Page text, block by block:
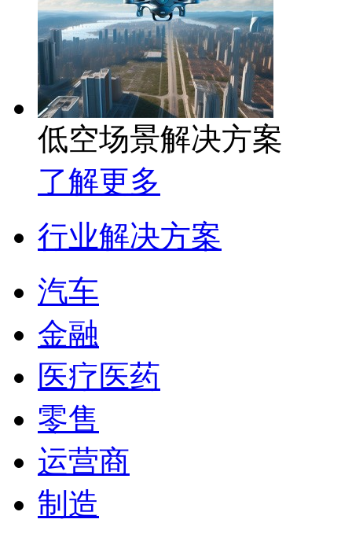
低空场景解决方案
了解更多
行业解决方案
汽车
金融
医疗医药
零售
运营商
制造